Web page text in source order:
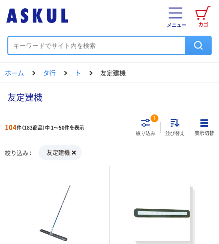
カゴ
メニュー
ホーム タ行 ト 友定建機
友定建機
104件（183商品）中 1～50件を表示
絞り込み
1
並び替え 表示切替
絞り込み 友定建機